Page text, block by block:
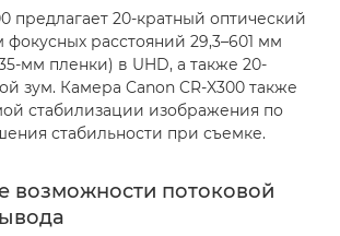
предлагает 20-кратный оптический
фокусных расстояний 29,3–601 мм
мм пленки) в UHD, а также 20-
зум. Камера Canon CR-X300 также
стабилизации изображения по
стабильности при съемке.
возможности потоковой